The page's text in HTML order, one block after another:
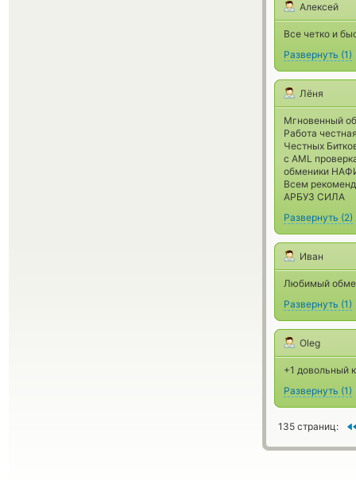
Алексей
Все четко и
Развернуть (1)
Лёня
Мгновенный
Работа
Честных
с AML
обменики
Всем
АРБУЗ СИЛА
Развернуть (2)
Иван
Любимый
Развернуть (1)
Oleg
+1 довольный
Развернуть (1)
135 страниц: